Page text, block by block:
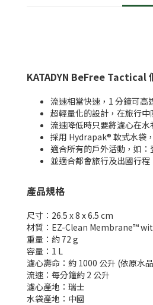
KATADYN BeFree Tactical
流速相當快速，1 分鐘可高
超輕量化的設計，在旅行中
流速降低時只要將濾心在
採用 Hydrapak® 軟式水袋
適合所有的戶外活動，如
並適合都會旅行及出國行程
產品規格
尺寸：26.5 x 8 x 6.5 cm
材質：EZ-Clean Membrane™
重量：約 72 g
容量：1 L
濾心壽命：約 1000 公升 (依原水
流速：每分鐘約 2 公升
濾心產地：瑞士
水袋產地：中國